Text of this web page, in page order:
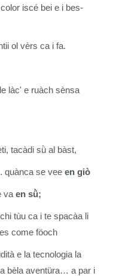
iscé bei e i bes-
ol vèrs ca i fa.
làc' e ruàch sènsa
tacàdi sǜ al bàst,
quànca se vee en giò
va en sǜ;
tùu ca i te spacàa li
come föoch
e la tecnologia la
bèla aventüra… a par i